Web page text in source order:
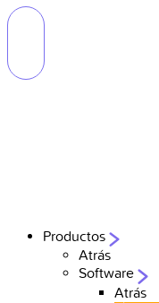
Productos
Atrás
Software
Atrás